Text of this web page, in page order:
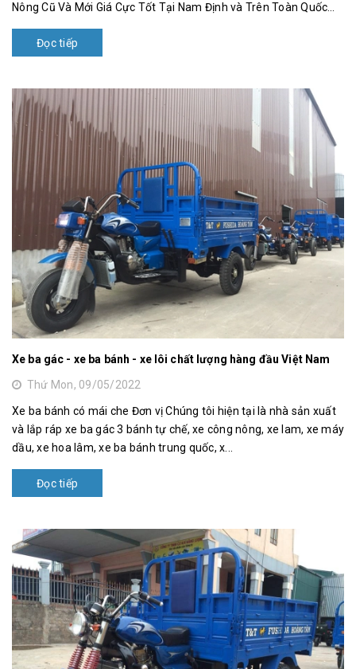
Nông Cũ Và Mới Giá Cực Tốt Tại Nam Định và Trên Toàn Quốc
Trong những...
Đọc tiếp
Xe ba gác - xe ba bánh - xe lôi chất lượng hàng đầu Việt Nam
Thứ Mon, 09/05/2022
Xe ba bánh có mái che Đơn vị Chúng tôi hiện tại là nhà sản xuất
và lắp ráp xe ba gác 3 bánh tự chế, xe công nông, xe lam, xe máy
dầu, xe hoa lâm, xe ba bánh trung quốc, x...
Đọc tiếp